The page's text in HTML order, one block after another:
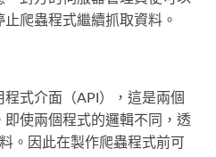
爬蟲程式繼續抓取資料。
式介面（API），這是兩個
使兩個程式的邏輯不同，透
。因此在製作爬蟲程式前可